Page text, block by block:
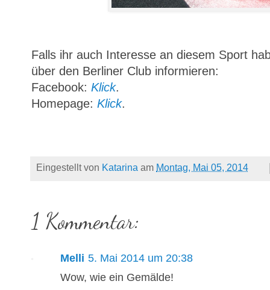
Falls ihr auch Interesse an diesem Sport
über den Berliner Club informieren:
Facebook: Klick.
Homepage: Klick.
Eingestellt von Katarina am Montag, Mai 05, 2014
1 Kommentar:
Melli 5. Mai 2014 um 20:38
Wow, wie ein Gemälde!